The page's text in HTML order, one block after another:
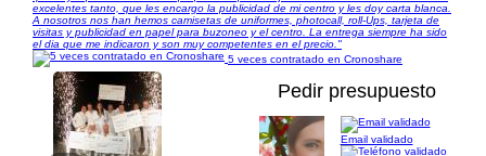
excelentes tanto, que les encargo la publicidad de mi centro y les doy carta blanca.
A nosotros nos han hemos camisetas de uniformes, photocall, roll-Ups, tarjeta de
visitas y publicidad en papel para buzoneo y el centro. La entrega siempre ha sido
el dia que me indicaron y son muy competentes en el precio."
5 veces contratado en Cronoshare
Pedir presupuesto
Email validado